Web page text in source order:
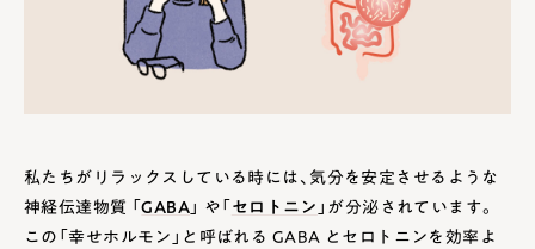
私たちがリラックスしている時には、気分を安定させるような
神経伝達物質 「GABA」 や「セロトニン 」が分泌されています。
この「幸せホルモン」と呼ばれる GABA とセロトニンを効率よ